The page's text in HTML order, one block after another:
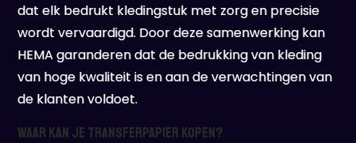
dat elk bedrukt kledingstuk met zorg en precisie
wordt vervaardigd. Door deze samenwerking kan
HEMA garanderen dat de bedrukking van kleding
van hoge kwaliteit is en aan de verwachtingen van
de klanten voldoet.
Waar kan je Transferpapier kopen?